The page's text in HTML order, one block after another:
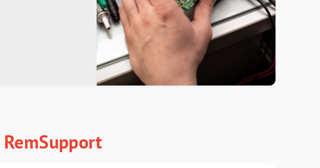
RemSupport